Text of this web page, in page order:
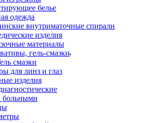
белье
одежда
внутриматочные спирали
изделия
материалы
гель-смазки
смазки
для линз и глаз
изделия
больными